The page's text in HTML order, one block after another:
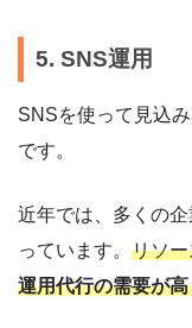
5. SNS運用
SNSを使って見込
です。
近年では、多くの
っています。 リソ
運用代行の需要が